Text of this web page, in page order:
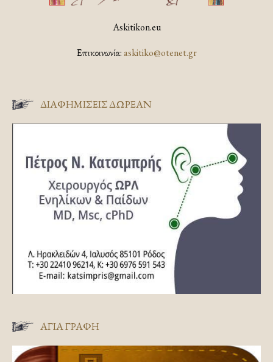
Askitikon.eu
Επικοινωνία:askitiko@otenet.gr
ΔΙΑΦΗΜΊΣΕΙΣ ΔΩΡΕΆΝ
ΑΓΊΑ ΓΡΑΦΉ